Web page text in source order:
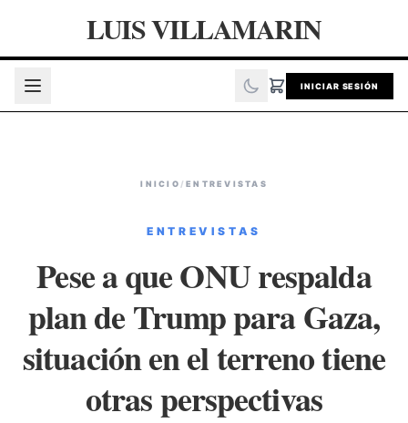
LUIS VILLAMARIN
INICIAR SESIÓN
INICIO / ENTREVISTAS
ENTREVISTAS
Pese a que ONU respalda
plan de Trump para Gaza,
situación en el terreno tiene
otras perspectivas